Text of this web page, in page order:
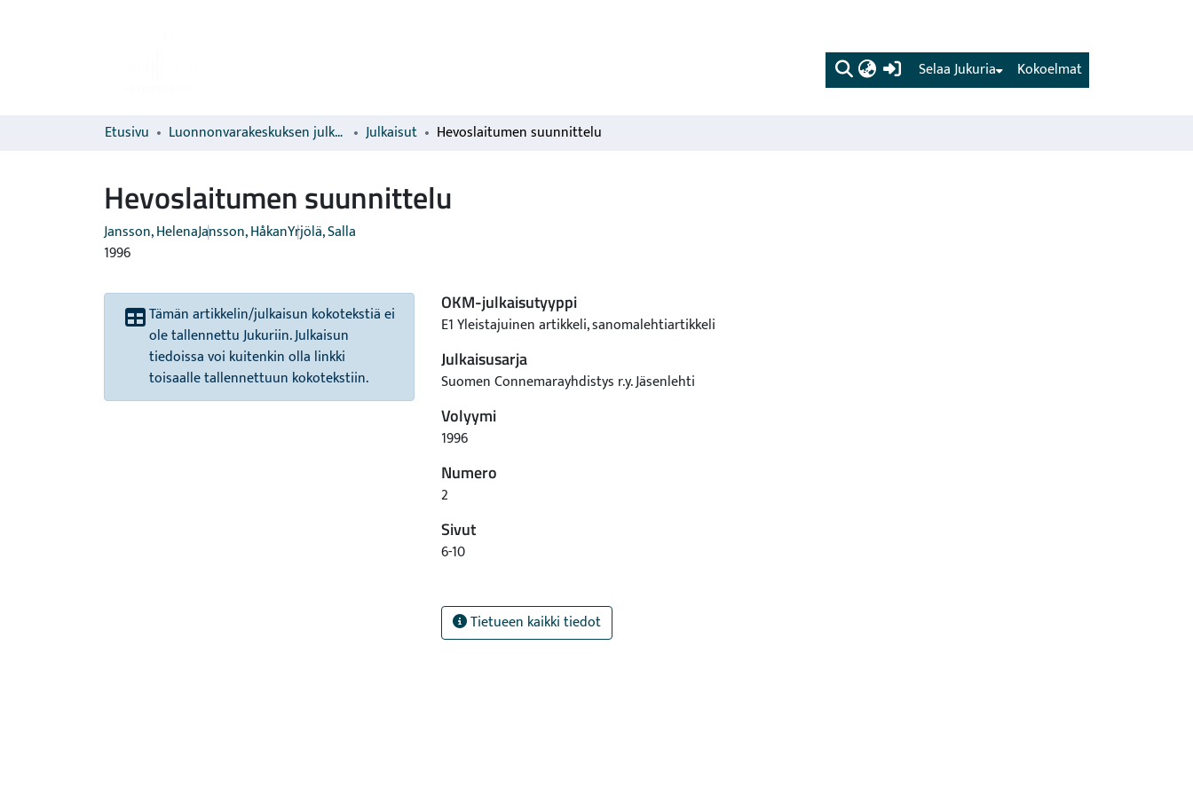
(current) Kokoelmat
Selaa Jukuria
Etusivu Luonnonvarakeskuksen julkaisut Julkaisut Hevoslaitumen suunnittelu
Hevoslaitumen suunnittelu
Jansson, HelenaJansson, HåkanYrjölä, Salla
1996
Tämän artikkelin/julkaisun kokotekstiä ei
ole tallennettu Jukuriin. Julkaisun
tiedoissa voi kuitenkin olla linkki
toisaalle tallennettuun kokotekstiin.
OKM-julkaisutyyppi
E1 Yleistajuinen artikkeli, sanomalehtiartikkeli
Julkaisusarja
Suomen Connemarayhdistys r.y. Jäsenlehti
Volyymi
1996
Numero
2
Sivut
6-10
Tietueen kaikki tiedot